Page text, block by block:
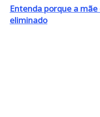
Entenda porque a
eliminado